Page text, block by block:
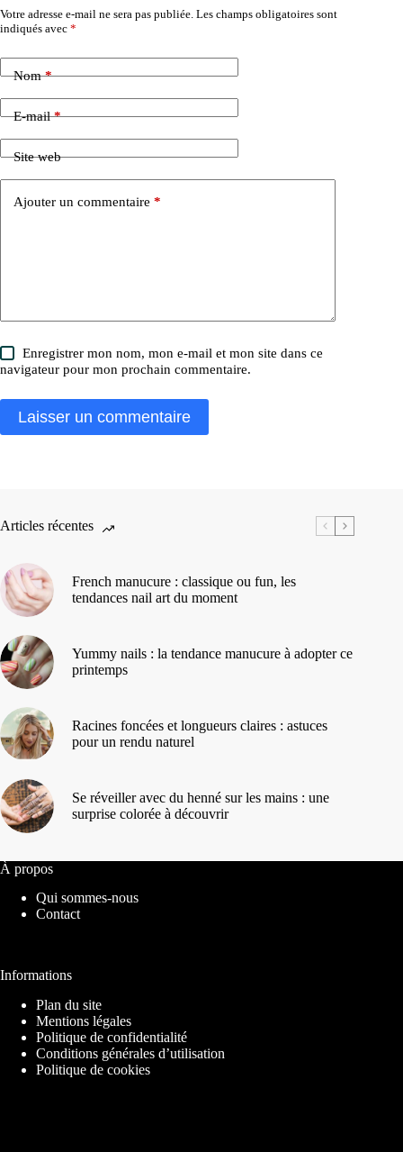
Votre adresse e-mail ne sera pas publiée. Les champs obligatoires sont
indiqués avec *
Nom*
E-mail*
Site web
Ajouter un commentaire *
Enregistrer mon nom, mon e-mail et mon site dans ce
navigateur pour mon prochain commentaire.
Laisser un commentaire
Articles récentes
French manucure : classique ou fun, les
tendances nail art du moment
Yummy nails : la tendance manucure à adopter ce
printemps
Racines foncées et longueurs claires : astuces
pour un rendu naturel
Se réveiller avec du henné sur les mains : une
surprise colorée à découvrir
À propos
Qui sommes-nous
Contact
Informations
Plan du site
Mentions légales
Politique de confidentialité
Conditions générales d’utilisation
Politique de cookies